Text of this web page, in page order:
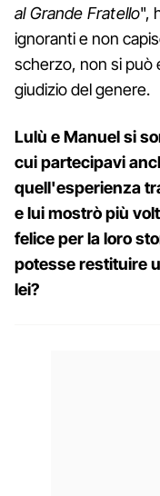
al Grande Fratello",
ignoranti e non
scherzo, non si può
giudizio del genere.
Lulù e Manuel si
cui partecipavi
quell'esperienza
e lui mostrò più
felice per la loro
potesse restituire
lei?